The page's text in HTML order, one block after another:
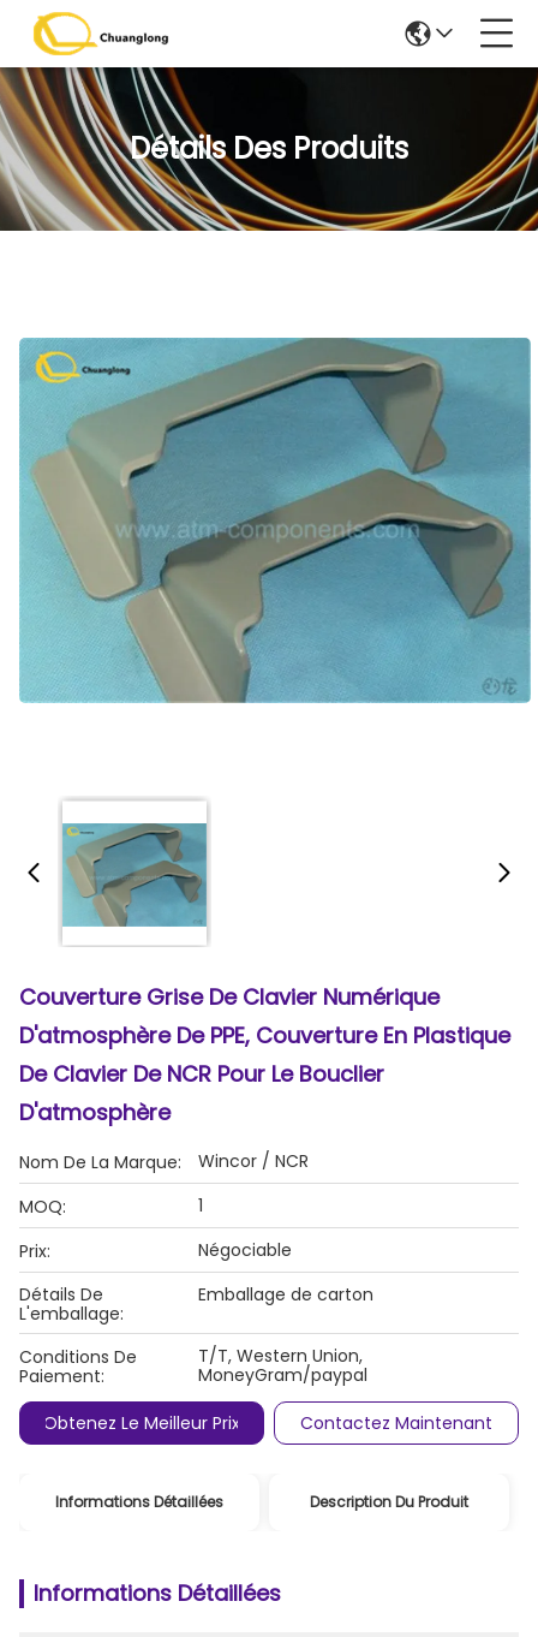
Détails Des Produits
Couverture Grise De Clavier Numérique
D'atmosphère De PPE, Couverture En Plastique
De Clavier De NCR Pour Le Bouclier
D'atmosphère
Nom De La Marque:
Wincor / NCR
MOQ:
1
Prix:
Négociable
Détails De
L'emballage:
Emballage de carton
Conditions De
Paiement:
T/T, Western Union,
MoneyGram/paypal
Obtenez Le Meilleur Prix
Contactez Maintenant
Informations Détaillées Description Du Produit
Informations Détaillées